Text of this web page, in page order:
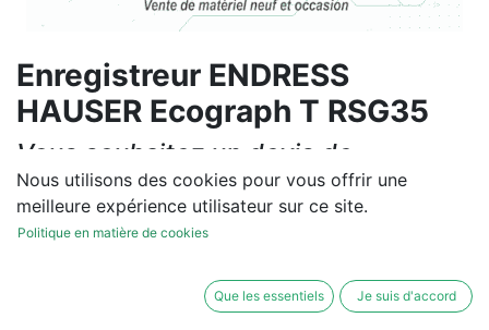
Enregistreur ENDRESS
HAUSER Ecograph T RSG35
Vous souhaitez un devis de
réparation ou de vente, un
diagnostic sur site?
Nous utilisons des cookies pour vous offrir une
meilleure expérience utilisateur sur ce site.
Politique en matière de cookies
Que les essentiels Je suis d'accord